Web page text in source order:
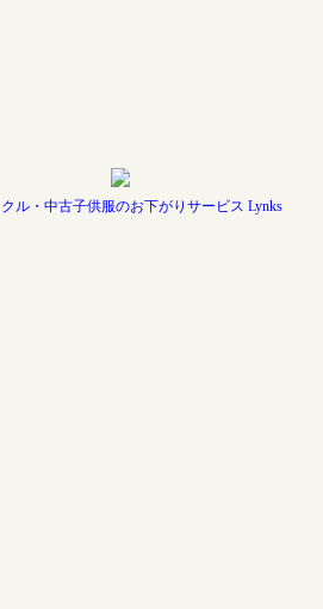
ル・中古子供服のお下がりサービス Lynks